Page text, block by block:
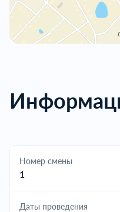
Номер смены
1
Даты проведения